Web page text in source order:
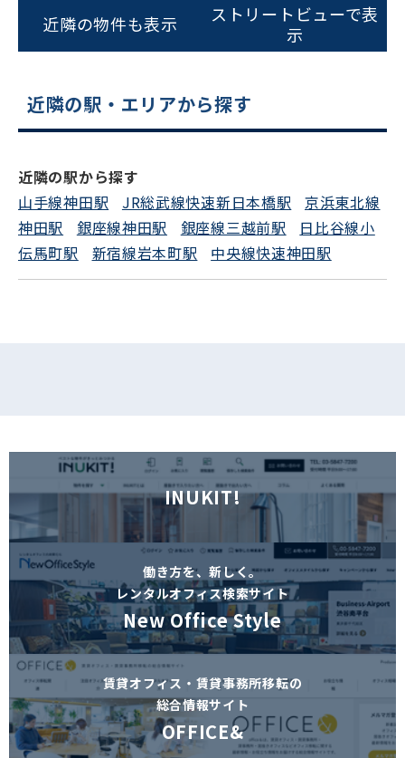
近隣の物件も表示
ストリートビューで表
示
近隣の駅・エリアから探す
近隣の駅から探す
山手線神田駅
JR総武線快速新日本橋駅
京浜東北線
神田駅
銀座線神田駅 銀座線三越前駅
日比谷線小
伝馬町駅
新宿線岩本町駅 中央線快速神田駅
INUKIT!
働き方を、新しく。
レンタルオフィス検索サイト
New Office Style
賃貸オフィス・賃貸事務所移転の
総合情報サイト
OFFICE&